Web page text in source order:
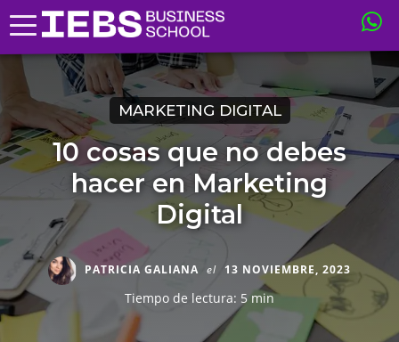
MARKETING DIGITAL
10 cosas que no debes
hacer en Marketing
Digital
PATRICIA GALIANA el 13 NOVIEMBRE, 2023
Tiempo de lectura: 5 min